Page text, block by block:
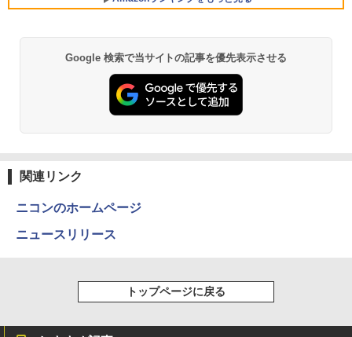
日保証 送料無料
￥29,980
13.3インチ 良品 Lenovo ThinkPad X13
Gen2 Type-20XJ フルHD / Windows11/
高性能 AMD Ryzen 5-5650u/ 16GB/ 爆
速NVMe式256GB-SSD/ カメラ/ 無線Wi-
￥34,990
6GB SSD1TB B550 グラボなし
￥148,700
薬屋のひとりごと 17巻 (デジタル版ビッグガ
ンガンコミックス)
￥770
￥832
￥594
Google 検索で当サイトの記事を優先表示させる
関連リンク
ニコンのホームページ
ニュースリリース
トップページに戻る